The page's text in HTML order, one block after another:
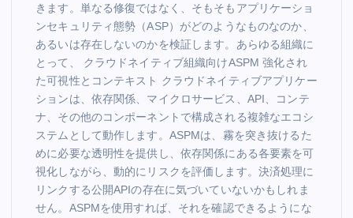
きます。単なる修復ではなく、そもそもアプリケーショ
ンセキュリティ態勢（ASP）がどのようなものなのか、
あるいは存在しないのかを検証します。あらゆる組織に
とって、 クラウドネイティブ組織向けASPM 強化され
た可視性とコンテキスト クラウドネイティブアプリケー
ションは、依存関係、マイクロサービス、API、コンテ
ナ、その他のコンポーネントで構成される複雑なエコシ
ステムとして動作します。ASPMは、霧を突き抜けるた
めに必要な透明性を提供し、依存関係にある各要素を可
視化しながら、動的にリスクを評価します。決済処理に
リンクする公開APIの存在に気づいていないかもしれま
せん。ASPMを使用すれば、それを確認できるようにな